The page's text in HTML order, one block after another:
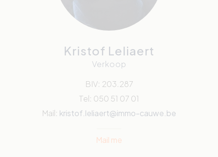
Kristof Leliaert
Verkoop
BIV: 203.287
Tel: 050 51 07 01
Mail: kristof.leliaert@immo-cauwe.be
Mail me